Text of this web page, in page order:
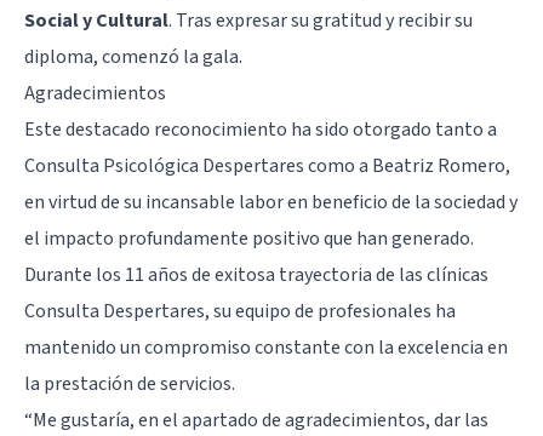
Social y Cultural. Tras expresar su gratitud y recibir su
diploma, comenzó la gala.
Agradecimientos
Este destacado reconocimiento ha sido otorgado tanto a
Consulta Psicológica Despertares como a Beatriz Romero,
en virtud de su incansable labor en beneficio de la sociedad y
el impacto profundamente positivo que han generado.
Durante los 11 años de exitosa trayectoria de las clínicas
Consulta Despertares, su equipo de profesionales ha
mantenido un compromiso constante con la excelencia en
la prestación de servicios.
“Me gustaría, en el apartado de agradecimientos, dar las